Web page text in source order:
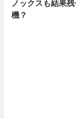
ノックスも結果
機？